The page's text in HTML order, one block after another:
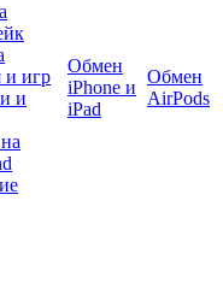
и игр
и
Обмен
iPhone и
iPad
Обмен
AirPods